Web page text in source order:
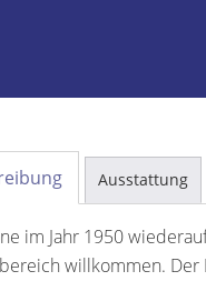
Ausstattung
im Jahr 1950
willkommen.